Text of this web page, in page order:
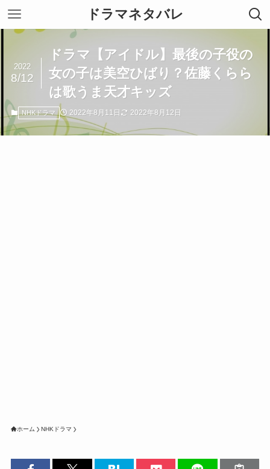
ドラマネタバレ
ドラマ【アイドル】最後の子役の
女の子は美空ひばり？佐藤くらら
は歌うま天才キッズ
2022
8/12
NHKドラマ 2022年8月11日 2022年8月12日
ホーム NHKドラマ